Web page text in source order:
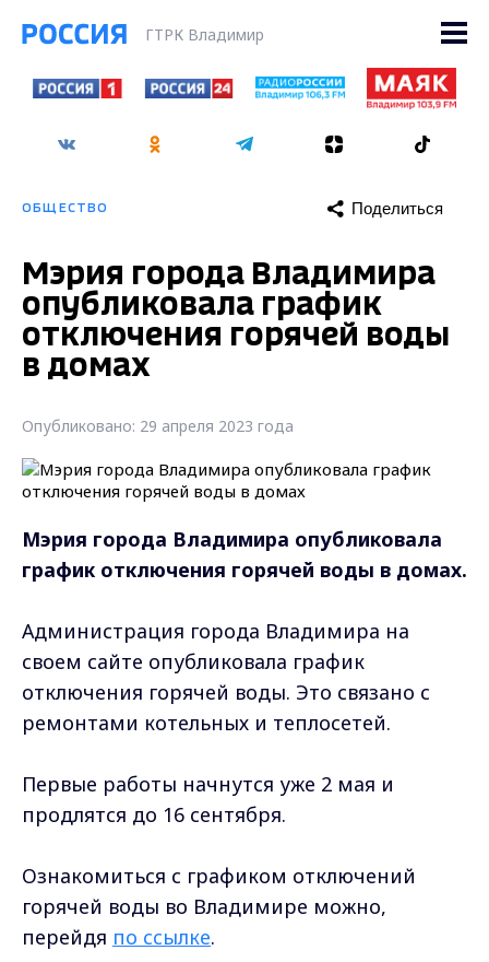
ГТРК Владимир
ОБЩЕСТВО Поделиться
Мэрия города Владимира
опубликовала график
отключения горячей воды
в домах
Опубликовано: 29 апреля 2023 года
Мэрия города Владимира опубликовала
график отключения горячей воды в домах.
Администрация города Владимира на
своем сайте опубликовала график
отключения горячей воды. Это связано с
ремонтами котельных и теплосетей.
Первые работы начнутся уже 2 мая и
продлятся до 16 сентября.
Ознакомиться с графиком отключений
горячей воды во Владимире можно,
перейдя по ссылке.